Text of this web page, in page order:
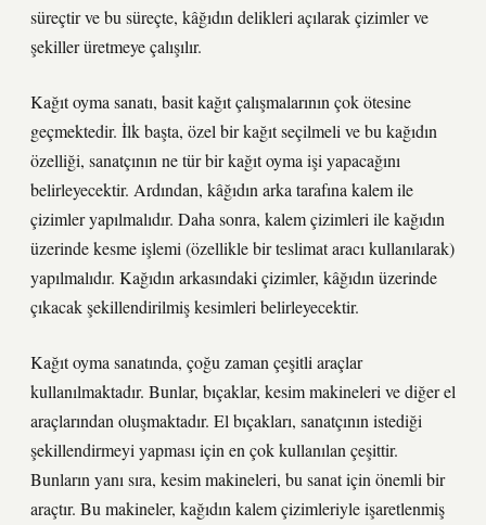
süreçtir ve bu süreçte, kâğıdın delikleri açılarak çizimler ve
şekiller üretmeye çalışılır.
Kağıt oyma sanatı, basit kağıt çalışmalarının çok ötesine
geçmektedir. İlk başta, özel bir kağıt seçilmeli ve bu kağıdın
özelliği, sanatçının ne tür bir kağıt oyma işi yapacağını
belirleyecektir. Ardından, kâğıdın arka tarafına kalem ile
çizimler yapılmalıdır. Daha sonra, kalem çizimleri ile kağıdın
üzerinde kesme işlemi (özellikle bir teslimat aracı kullanılarak)
yapılmalıdır. Kağıdın arkasındaki çizimler, kâğıdın üzerinde
çıkacak şekillendirilmiş kesimleri belirleyecektir.
Kağıt oyma sanatında, çoğu zaman çeşitli araçlar
kullanılmaktadır. Bunlar, bıçaklar, kesim makineleri ve diğer el
araçlarından oluşmaktadır. El bıçakları, sanatçının istediği
şekillendirmeyi yapması için en çok kullanılan çeşittir.
Bunların yanı sıra, kesim makineleri, bu sanat için önemli bir
araçtır. Bu makineler, kağıdın kalem çizimleriyle işaretlenmiş